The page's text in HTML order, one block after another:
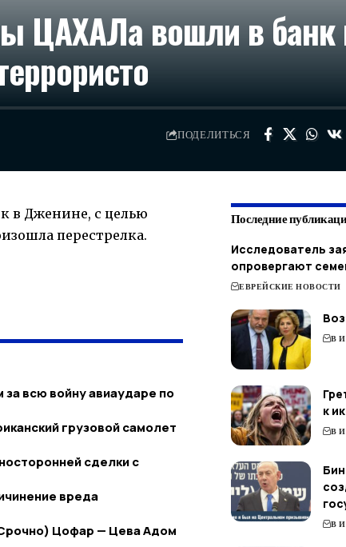
ЦАХАЛа вошли в
ПОДЕЛИТЬСЯ
в Дженине, с целью
перестрелка.
всю войну авиаударе по
грузовой самолет
сделки с
вреда
Цофар — Цева Адом
Последние
Исследователь
опровергают
ЕВРЕЙСКИЕ НОВОСТИ
В
к
В
В